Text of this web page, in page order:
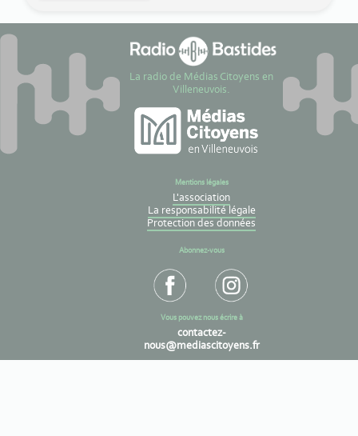
La radio de Médias Citoyens en
Villeneuvois.
Mentions légales
L'association
La responsabilité légale
Protection des données
Abonnez-vous
Vous pouvez nous écrire à
contactez-
nous@mediascitoyens.fr